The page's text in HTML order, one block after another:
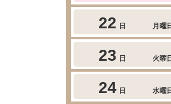
22 日 月曜
23 日 火曜
24 日 水曜